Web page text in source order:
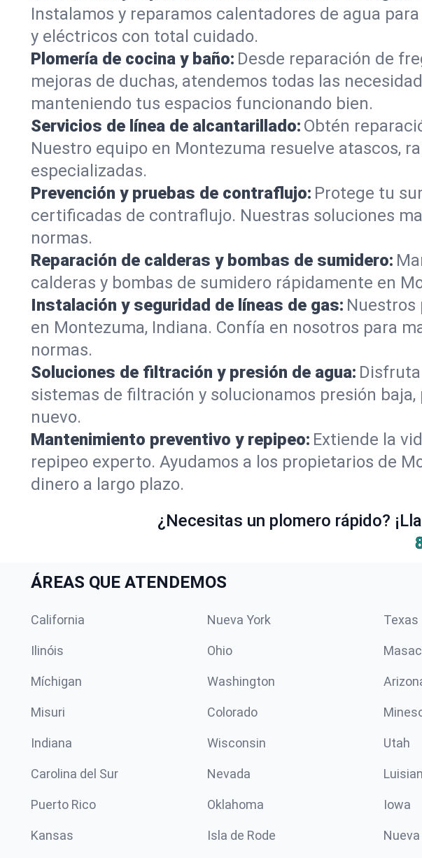
Instalamos y reparamos calentadores de agua
y eléctricos con total cuidado.
Plomería de cocina y baño: Desde reparación de
mejoras de duchas, atendemos todas las
manteniendo tus espacios funcionando bien.
Servicios de línea de alcantarillado: Obtén
Nuestro equipo en Montezuma resuelve atascos,
especializadas.
Prevención y pruebas de contraflujo: Protege tu
certificadas de contraflujo. Nuestras soluciones
normas.
Reparación de calderas y bombas de sumidero:
calderas y bombas de sumidero rápidamente en
Instalación y seguridad de líneas de gas: Nuestros
en Montezuma, Indiana. Confía en nosotros para
normas.
Soluciones de filtración y presión de agua:
sistemas de filtración y solucionamos presión
nuevo.
Mantenimiento preventivo y repipeo: Extiende la
repipeo experto. Ayudamos a los propietarios de
dinero a largo plazo.
¿Necesitas un plomero rápido?
ÁREAS QUE ATENDEMOS
California Nueva York Texas
Ilinóis Ohio
Míchigan Washington
Misuri Colorado
Indiana Wisconsin Utah
Carolina del Sur Nevada
Puerto Rico Oklahoma Iowa
Kansas Isla de Rode